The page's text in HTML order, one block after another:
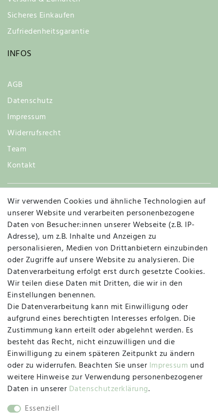
Sicheres Einkaufen
Zufriedenheitsgarantie
INFOS
AGB
Datenschutz
Impressum
Widerrufsrecht
Team
Kontakt
Widerruf
Vertrag widerrufen Kontakt
MAPALI VOR ORT
Herzogstraße 10
47533 Kleve
Montag, Dienstag, Donnerstag, Freitag
09:00 Uhr bis 13:00 Uhr
Mittwoch
09:00 Uhr bis 12:00 Uhr
Wir verwenden Cookies und ähnliche Technologien auf
unserer Website und verarbeiten personenbezogene
Daten von Besucher:innen unserer Webseite (z.B. IP-
Adresse), um z.B. Inhalte und Anzeigen zu
personalisieren, Medien von Drittanbietern einzubinden
oder Zugriffe auf unsere Website zu analysieren. Die
Datenverarbeitung erfolgt erst durch gesetzte Cookies.
Wir teilen diese Daten mit Dritten, die wir in den
Einstellungen benennen.
Die Datenverarbeitung kann mit Einwilligung oder
aufgrund eines berechtigten Interesses erfolgen. Die
Zustimmung kann erteilt oder abgelehnt werden. Es
besteht das Recht, nicht einzuwilligen und die
Einwilligung zu einem späteren Zeitpunkt zu ändern
oder zu widerrufen. Beachten Sie unser Impressum und
weitere Hinweise zur Verwendung personenbezogener
Daten in unserer Daten­schutz­erklärung.
Essenziell